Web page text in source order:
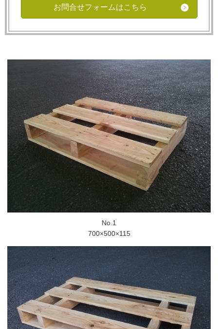
お問合せフォームはこちら
No.1
700×500×115